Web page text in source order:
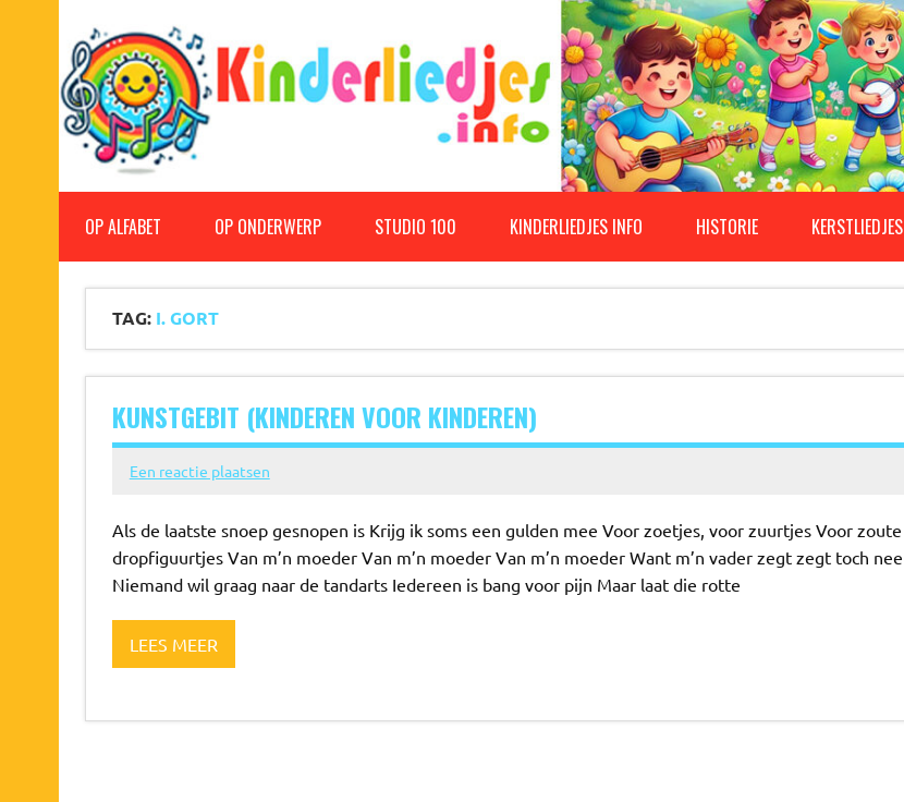
Kinderliedjes
OP ALFABET OP ONDERWERP STUDIO 100 KINDERLIEDJES INFO HISTORIE KERSTLIEDJES
TAG: I. GORT
KUNSTGEBIT (KINDEREN VOOR KINDEREN)
Een reactie plaatsen
Als de laatste snoep gesnopen is Krijg ik soms een gulden mee Voor zoetjes, voor zuurtjes Voor zoute
dropfiguurtjes Van m’n moeder Van m’n moeder Van m’n moeder Want m’n vader zegt zegt toch nee
Niemand wil graag naar de tandarts Iedereen is bang voor pijn Maar laat die rotte
LEES MEER